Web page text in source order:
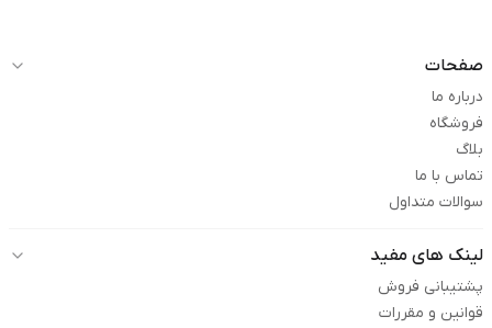
صفحات
درباره ما
فروشگاه
بلاگ
تماس با ما
سوالات متداول
لینک های مفید
پشتیبانی فروش
قوانین و مقررات